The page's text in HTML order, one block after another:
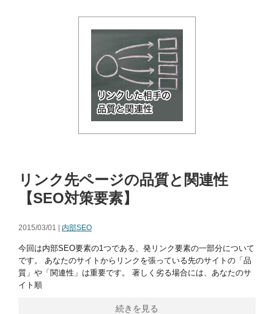
リンク先ページの品質と関連性
【SEO対策要素】
2015/03/01 | 内部SEO
今回は内部SEO要素の1つである、発リンク要素の一部分について
です。 あなたのサイトからリンクを張っている先のサイトの「品
質」や「関連性」は重要です。 著しく劣る場合には、あなたのサ
イト順
続きを見る